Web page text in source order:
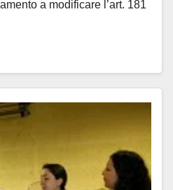
a modificare l’art. 181